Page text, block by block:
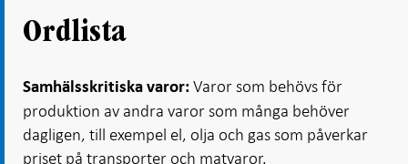
Ordlista
Samhälsskritiska varor: Varor som behövs för
produktion av andra varor som många behöver
dagligen, till exempel el, olja och gas som påverkar
priset på transporter och matvaror.